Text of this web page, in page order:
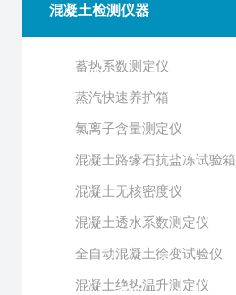
混凝土检测仪器
蓄热系数测定仪
蒸汽快速养护箱
氯离子含量测定仪
混凝土路缘石抗盐冻试验箱
混凝土无核密度仪
混凝土透水系数测定仪
全自动混凝土徐变试验仪
混凝土绝热温升测定仪